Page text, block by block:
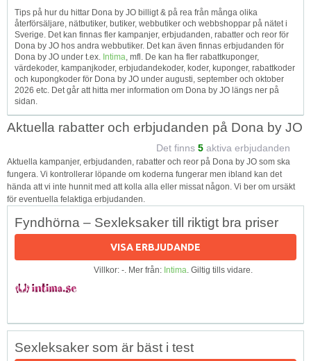
Tagg
RSS
Tips på hur du hittar Dona by JO billigt & på rea från många olika
återförsäljare, nätbutiker, butiker, webbutiker och webbshoppar på nätet i
Sverige. Det kan finnas fler kampanjer, erbjudanden, rabatter och reor för
Dona by JO hos andra webbutiker. Det kan även finnas erbjudanden för
Dona by JO under t.ex. Intima, mfl. De kan ha fler rabattkuponger,
värdekoder, kampanjkoder, erbjudandekoder, koder, kuponger, rabattkoder
och kupongkoder för Dona by JO under augusti, september och oktober
2026 etc. Det går att hitta mer information om Dona by JO längs ner på
sidan.
Aktuella rabatter och erbjudanden på Dona by JO
Det finns 5 aktiva erbjudanden
Aktuella kampanjer, erbjudanden, rabatter och reor på Dona by JO som ska
fungera. Vi kontrollerar löpande om koderna fungerar men ibland kan det
hända att vi inte hunnit med att kolla alla eller missat någon. Vi ber om ursäkt
för eventuella felaktiga erbjudanden.
Fyndhörna – Sexleksaker till riktigt bra priser
VISA ERBJUDANDE
Villkor: -. Mer från: Intima. Giltig tills vidare.
Sexleksaker som är bäst i test